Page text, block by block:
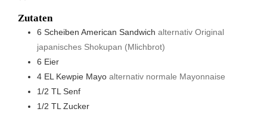
Zutaten
6 Scheiben American Sandwich alternativ Original
japanisches Shokupan (Mlichbrot)
6 Eier
4 EL Kewpie Mayo alternativ normale Mayonnaise
1/2 TL Senf
1/2 TL Zucker